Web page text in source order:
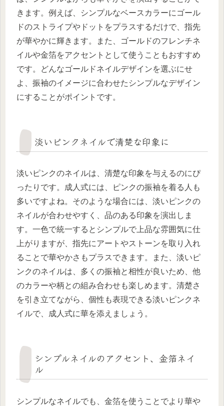
きます。例えば、シンプルなベースカラーにゴール
ドのストライプやドットをプラスするだけで、指先
が華やかに輝きます。また、ゴールドのフレンチネ
イルや金箔をアクセントとして使うこともおすすめ
です。どんなゴールドネイルデザインを選ぶにせ
よ、振袖のイメージに合わせたシンプルなデザイン
にすることがポイントです。
淡いピンクネイルで清楚な印象に
淡いピンクのネイルは、清楚な印象を与えるのにぴ
ったりです。成人式には、ピンクの振袖を着る人も
多いですよね。そのような場合には、淡いピンクの
ネイルが合わせやすく、品のある印象を演出しま
す。一色で統一するとシンプルで上品な雰囲気に仕
上がりますが、指先にアートやストーンを取り入れ
ることで華やかさもプラスできます。また、淡いピ
ンクのネイルは、多くの振袖と相性が良いため、他
のカラーや柄との組み合わせも楽しめます。清楚さ
を引き立てながら、個性も表現できる淡いピンクネ
イルで、成人式に華を添えましょう。
シンプルネイルのアクセント、金箔ネイ
ル
シンプルなネイルでも、金箔を使うことでより華や